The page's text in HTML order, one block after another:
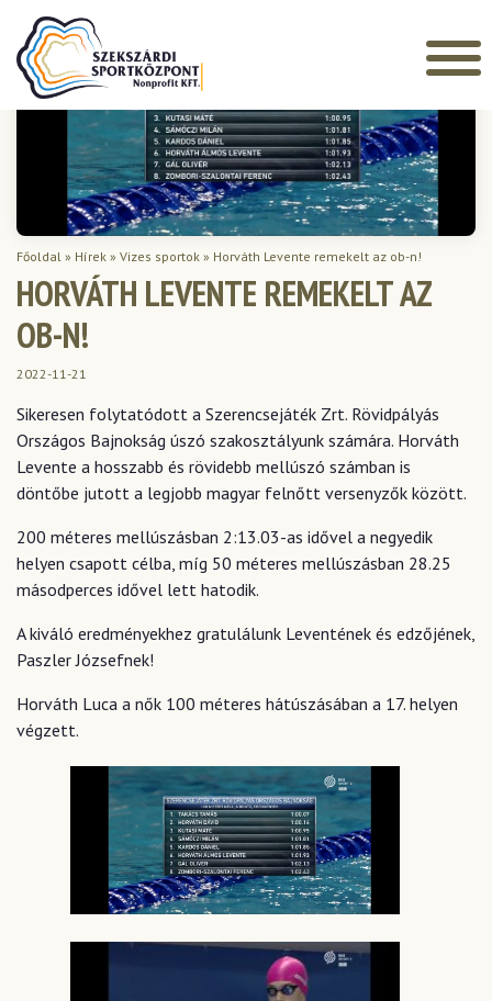
Főoldal » Hírek » Vizes sportok » Horváth Levente remekelt az ob-n!
HORVÁTH LEVENTE REMEKELT AZ
OB-N!
2022-11-21
Sikeresen folytatódott a Szerencsejáték Zrt. Rövidpályás
Országos Bajnokság úszó szakosztályunk számára. Horváth
Levente a hosszabb és rövidebb mellúszó számban is
döntőbe jutott a legjobb magyar felnőtt versenyzők között.
200 méteres mellúszásban 2:13.03-as idővel a negyedik
helyen csapott célba, míg 50 méteres mellúszásban 28.25
másodperces idővel lett hatodik.
A kiváló eredményekhez gratulálunk Leventének és edzőjének,
Paszler Józsefnek!
Horváth Luca a nők 100 méteres hátúszásában a 17. helyen
végzett.